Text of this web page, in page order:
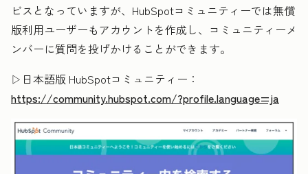
ビスとなっていますが、HubSpotコミュニティーでは無償
版利用ユーザーもアカウントを作成し、コミュニティーメ
ンバーに質問を投げかけることができます。
▷日本語版 HubSpotコミュニティー：
https://community.hubspot.com/?profile.language=ja